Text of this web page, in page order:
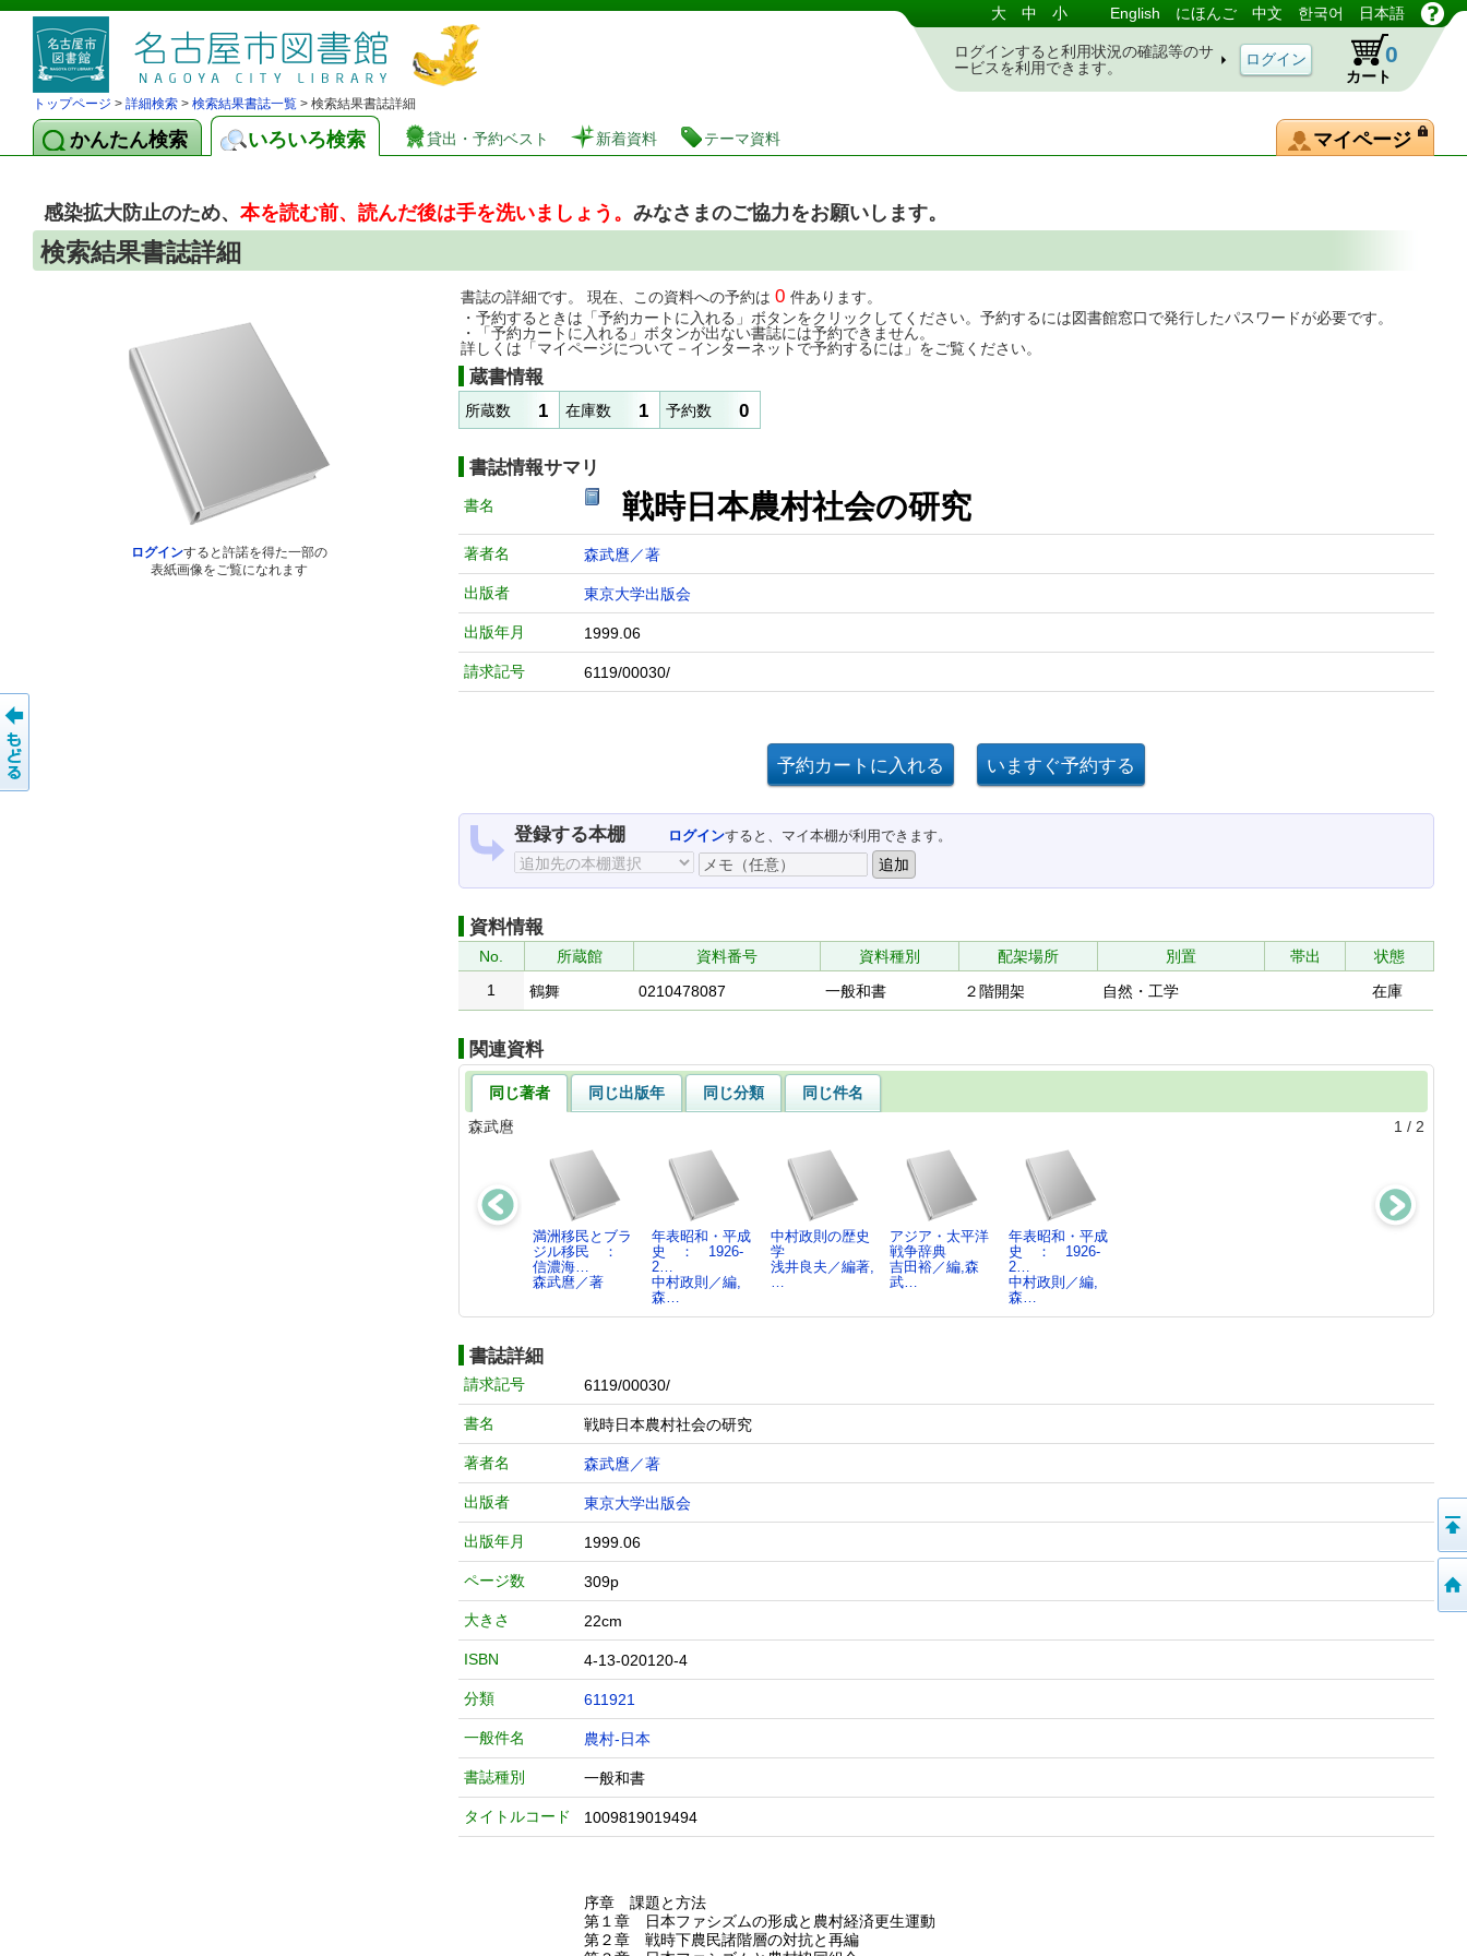
図書館 蔵書検索・予約システム 大 中 小 English にほんご 中文 한국어 日本語
ログインすると利用状況の確認等のサ
ービスを利用できます。
カート
0
トップページ > 詳細検索 > 検索結果書誌一覧 > 検索結果書誌詳細
かんたん検索 いろいろ検索 貸出・予約ベスト 新着資料 テーマ資料 マイページ
感染拡大防止のため、 本を読む前、読んだ後は手を洗いましょう。 みなさまのご協力をお願いします。
検索結果書誌詳細
ログインすると許諾を得た一部の
表紙画像をご覧になれます
書誌の詳細です。 現在、この資料への予約は 0 件あります。
・予約するときは「予約カートに入れる」ボタンをクリックしてください。予約するには図書館窓口で発行したパスワードが必要です。
・「予約カートに入れる」ボタンが出ない書誌には予約できません。
詳しくは「マイページについて－インターネットで予約するには」をご覧ください。
蔵書情報
所蔵数 1 在庫数 1 予約数 0
書誌情報サマリ
書名 戦時日本農村社会の研究
著者名 森武麿／著
出版者 東京大学出版会
出版年月 1999.06
請求記号 6119/00030/
登録する本棚 ログインすると、マイ本棚が利用できます。
資料情報
No. 所蔵館 資料番号 資料種別 配架場所 別置 帯出
状態
1
鶴舞 0210478087 一般和書 ２階開架 自然・工学 在庫
関連資料
同じ著者 同じ出版年 同じ分類
同じ件名
森武麿
1 / 2
満洲移民とブラ
ジル移民 ：
信濃海…
森武麿／著
年表昭和・平成
史 ： 1926-
2…
中村政則／編,
森…
中村政則の歴史
学
浅井良夫／編著,
…
アジア・太平洋
戦争辞典
吉田裕／編,森
武…
年表昭和・平成
史 ： 1926-
2…
中村政則／編,
森…
書誌詳細
請求記号 6119/00030/
書名 戦時日本農村社会の研究
著者名 森武麿／著
出版者 東京大学出版会
出版年月 1999.06
ページ数 309p
大きさ 22cm
ISBN 4-13-020120-4
分類 611921
一般件名 農村-日本
書誌種別 一般和書
タイトルコード 1009819019494
序章 課題と方法
第１章 日本ファシズムの形成と農村経済更生運動
第２章 戦時下農民諸階層の対抗と再編